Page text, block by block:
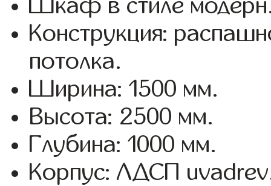
Шкаф в стиле
Конструкция:
потолка.
Ширина: 1500 мм.
Высота: 2500 мм.
Глубина: 1000 мм.
Корпус: ЛДСП